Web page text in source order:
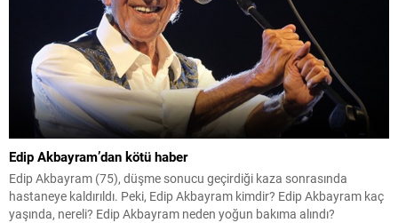
Edip Akbayram’dan kötü haber
Edip Akbayram (75), düşme sonucu geçirdiği kaza sonrasında
hastaneye kaldırıldı. Peki, Edip Akbayram kimdir? Edip Akbayram kaç
yaşında, nereli? Edip Akbayram neden yoğun bakıma alındı?